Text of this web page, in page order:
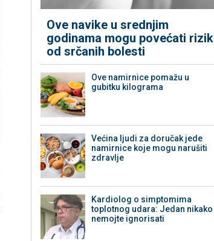
Ove navike u srednjim
godinama mogu povećati rizik
od srčanih bolesti
Ove namirnice pomažu u
gubitku kilograma
Većina ljudi za doručak jede
namirnice koje mogu narušiti
zdravlje
Kardiolog o simptomima
toplotnog udara: Jedan nikako
nemojte ignorisati